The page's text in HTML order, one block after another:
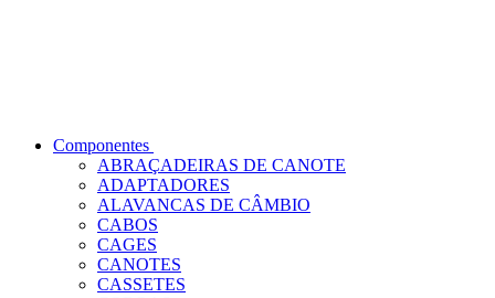
Componentes
ABRAÇADEIRAS DE CANOTE
ADAPTADORES
ALAVANCAS DE CÂMBIO
CABOS
CAGES
CANOTES
CASSETES